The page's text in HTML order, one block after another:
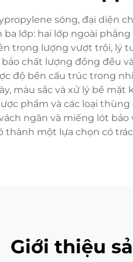
sóng, đại diện
lớp: hai lớp ngoài
trọng lượng vượt trội, lý
chất lượng đồng đều
độ bền cấu trúc trong
màu sắc và xử lý bề
phẩm và các loại
ngăn và miếng lót
thành một lựa chọn có
Giới thiệu